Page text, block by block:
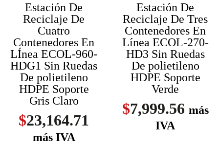
Estación De
Reciclaje De
Cuatro
Contenedores En
LÍnea ECOL-960-
HDG1 Sin Ruedas
De polietileno
HDPE Soporte
Gris Claro
$23,164.71
más IVA
Estación De
Reciclaje De Tres
Contenedores En
Línea ECOL-270-
HD3 Sin Ruedas
De polietileno
HDPE Soporte
Verde
$7,999.56 más
IVA